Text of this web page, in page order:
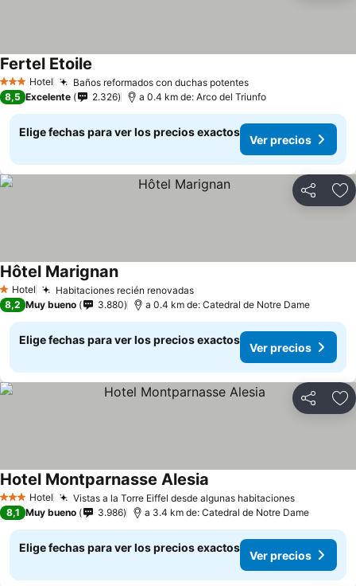
3 Estrellas
Hotel Baños reformados con duchas potentes
Fertel Etoile
8,5 Excelente 2.326 a 0.4 km de: Arco del Triunfo
Elige fechas para ver los precios exactos
Ver precios
Compartir
1 Estrellas
Hotel Habitaciones recién renovadas
Hôtel Marignan
8,2 Muy bueno 3.880 a 0.4 km de: Catedral de Notre Dame
Elige fechas para ver los precios exactos
Ver precios
Compartir
3 Estrellas
Hotel Vistas a la Torre Eiffel desde algunas habitaciones
Hotel Montparnasse Alesia
8,1 Muy bueno 3.986 a 3.4 km de: Catedral de Notre Dame
Elige fechas para ver los precios exactos
Ver precios